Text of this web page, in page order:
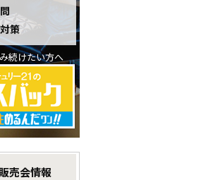
策
続けたい方へ
売会情報